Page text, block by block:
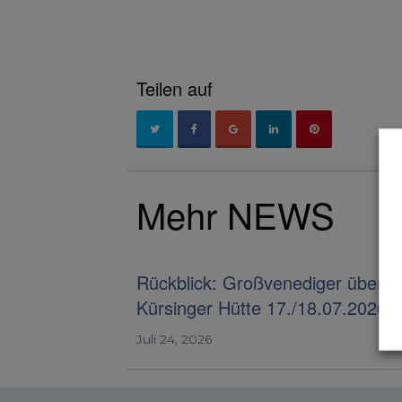
Teilen auf
Mehr NEWS
Rückblick: Großvenediger über die
Kürsinger Hütte 17./18.07.2026
Juli 24, 2026